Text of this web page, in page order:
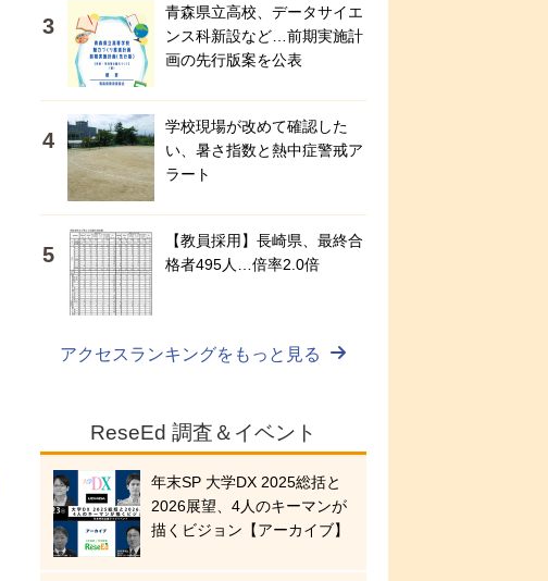
青森県立高校、データサイエ
ンス科新設など…前期実施計
画の先行版案を公表
学校現場が改めて確認した
い、暑さ指数と熱中症警戒ア
ラート
【教員採用】長崎県、最終合
格者495人…倍率2.0倍
アクセスランキングをもっと見る
ReseEd 調査＆イベント
年末SP 大学DX 2025総括と
2026展望、4人のキーマンが
描くビジョン【アーカイブ】